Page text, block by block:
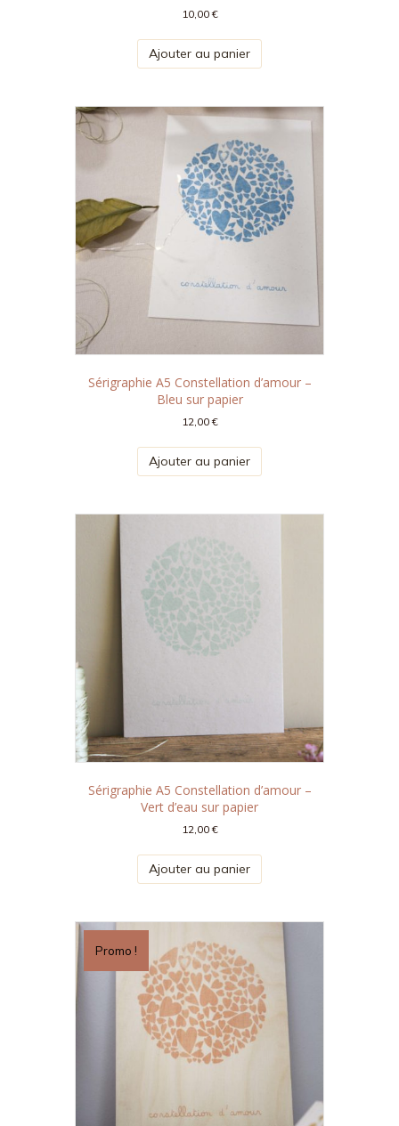
10,00€
Ajouter au panier
Sérigraphie A5 Constellation d’amour –
Bleu sur papier
12,00€
Ajouter au panier
Sérigraphie A5 Constellation d’amour –
Vert d’eau sur papier
12,00€
Ajouter au panier
Promo !